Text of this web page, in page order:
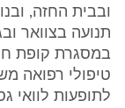
ובבית החזה,
תנועה בצוואר
במסגרת קופת
טיפולי רפואה
לתופעות לוואי